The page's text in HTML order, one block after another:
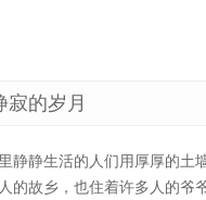
寂的岁月
静静生活的人们用厚厚的土
的故乡，也住着许多人的爷